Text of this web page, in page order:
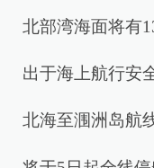
北部湾海面将有
出于海上航行安
北海至涠洲岛航